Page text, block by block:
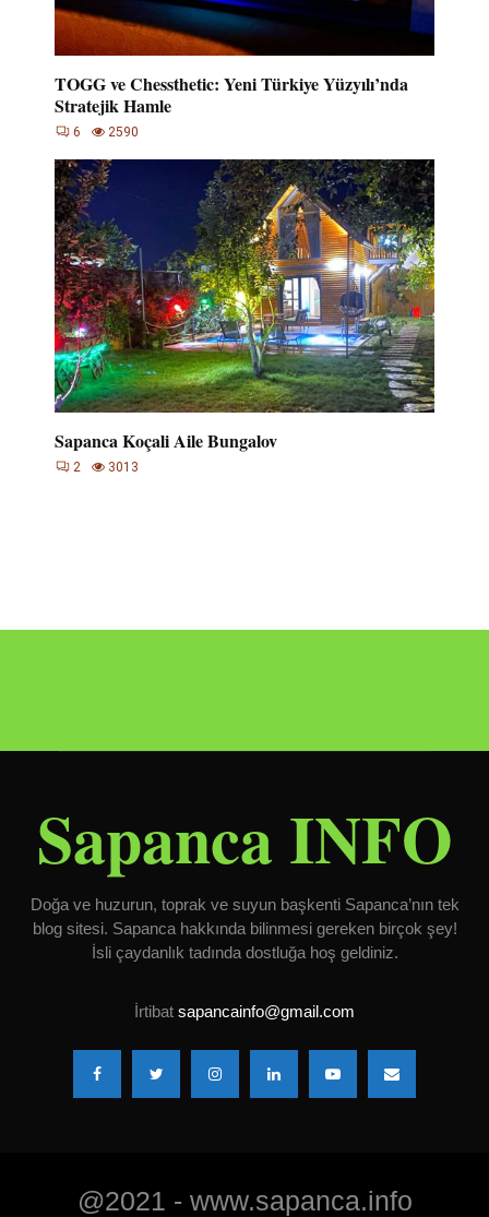
TOGG ve Chessthetic: Yeni Türkiye Yüzyılı’nda
Stratejik Hamle
6 2590
Sapanca Koçali Aile Bungalov
2 3013
Sapanca INFO
Doğa ve huzurun, toprak ve suyun başkenti Sapanca’nın tek
blog sitesi. Sapanca hakkında bilinmesi gereken birçok şey!
İsli çaydanlık tadında dostluğa hoş geldiniz.
İrtibat sapancainfo@gmail.com
@2021 - www.sapanca.info